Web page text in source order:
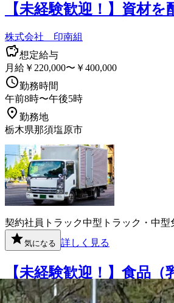
【未経験歓迎！】資材
株式会社 印南組
想定給与
月給￥220,000〜￥400,000
勤務時間
午前8時〜午後5時
勤務地
栃木県那須塩原市
契約社員 トラック中型トラック・中型
気になる 詳しく見る
【未経験歓迎！】食品
株式会社 ジャパンオートモータース